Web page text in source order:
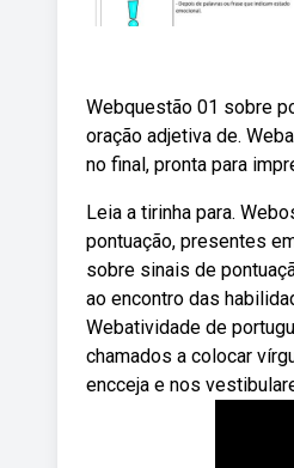
Webquestão 01 sobre
oração adjetiva de.
no final, pronta para
Leia a tirinha para.
pontuação, presentes
sobre sinais de
ao encontro das
Webatividade de
chamados a colocar
encceja e nos